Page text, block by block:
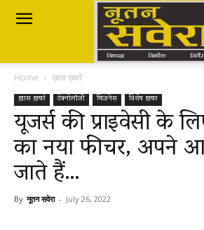
Nutan
Savera
नूतन
सवेरा
Home ख़ास ख़बरें
ख़ास ख़बरें टेक्नोलॉजी बिज़नेस विशेष खबर
यूजर्स की प्राइवेसी के
का नया फीचर, अपने
जाते हैं…
By नूतन सवेरा - July 26, 2022